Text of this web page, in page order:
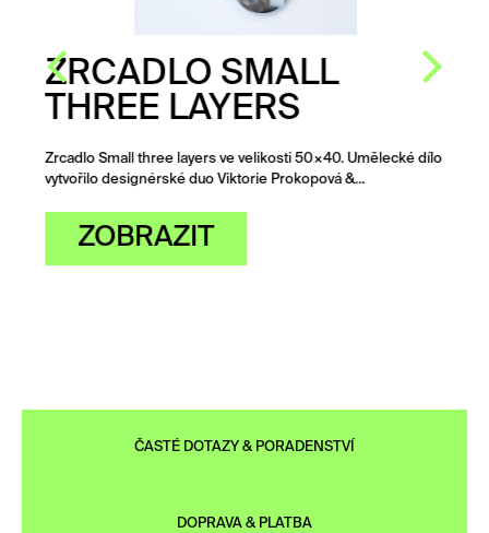
ZRCADLO SMALL
THREE LAYERS
Zrcadlo Small three layers ve velikosti 50×40. Umělecké dílo
vytvořilo designérské duo Viktorie Prokopová &…
ZOBRAZIT
ČASTÉ DOTAZY & PORADENSTVÍ
DOPRAVA & PLATBA